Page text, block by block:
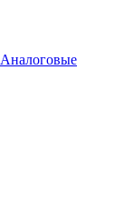
Аналоговые